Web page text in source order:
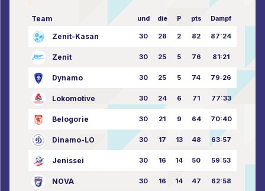
Team und die P pts Dampf
Zenit-Kasan 30 28 2 82 87:24
Zenit 30 25 5 76 81:21
Dynamo 30 25 5 74 79:26
Lokomotive 30 24 6 71 77:33
Belogorie 30 21 9 64 70:40
Dinamo-LO 30 17 13 48 63:57
Jenissei 30 16 14 50 59:53
NOVA 30 16 14 47 62:58